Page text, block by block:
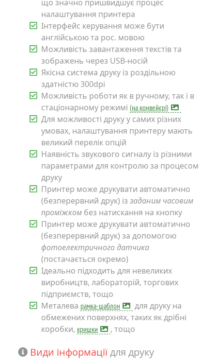
що значно пришвидшує процес
налаштування принтера
Інтерфейс керування може бути
англійською та рос. мовою
Можливість завантаження текстів та
зображень через USB-носій
Якісна система друку із роздільною
здатністю 300dpi
Можливість роботи як в ручному, так і в
стаціонарному режимі (на конвейєрі)
Для можливості друку у самих різних
умовах, налаштування принтеру мають
великий перелік опцій
Наявність звукового сигналу із різними
параметрами для контролю за процесом
друку
Принтер може друкувати автоматично
(безперервний друк) із заданим часовим
проміжком без натискання на кнопку
Принтер може друкувати автоматично
(безперервний друк) за допомогою
фотоелектричного датчика
(постачається окремо)
Ідеально підходить для невеликих
виробництв, лабораторій, торгових
підприємств, тощо
Металева рамка-шаблон для друкуна
обмежених поверхнях, таких як дрібні
коробки, кришки , тощо
Види інформаціїдля друку